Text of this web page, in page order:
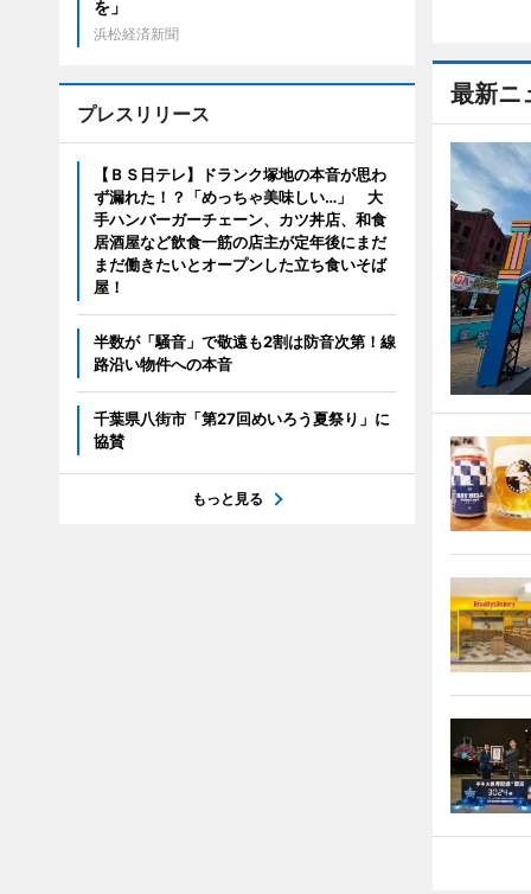
最新ニ
を」
浜松経済新聞
プレスリリース
【ＢＳ日テレ】ドランク塚地の本音が思わ
ず漏れた！？「めっちゃ美味しい…」 大
手ハンバーガーチェーン、カツ丼店、和食
居酒屋など飲食一筋の店主が定年後にまだ
まだ働きたいとオープンした立ち食いそば
屋！
半数が「騒音」で敬遠も2割は防音次第！線
路沿い物件への本音
千葉県八街市「第27回めいろう夏祭り」に
協賛
もっと見る